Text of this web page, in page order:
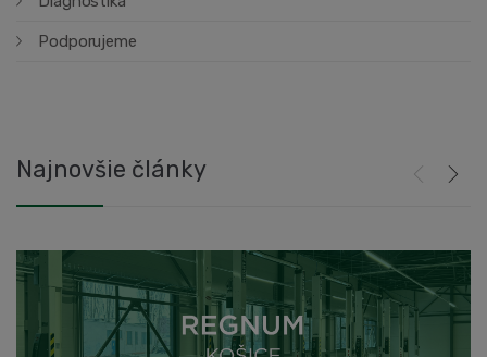
Podporujeme
Najnovšie články